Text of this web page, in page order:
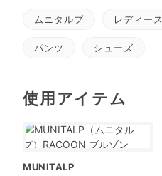
ムニタルプ レディース
パンツ シューズ
使用アイテム
MUNITALP